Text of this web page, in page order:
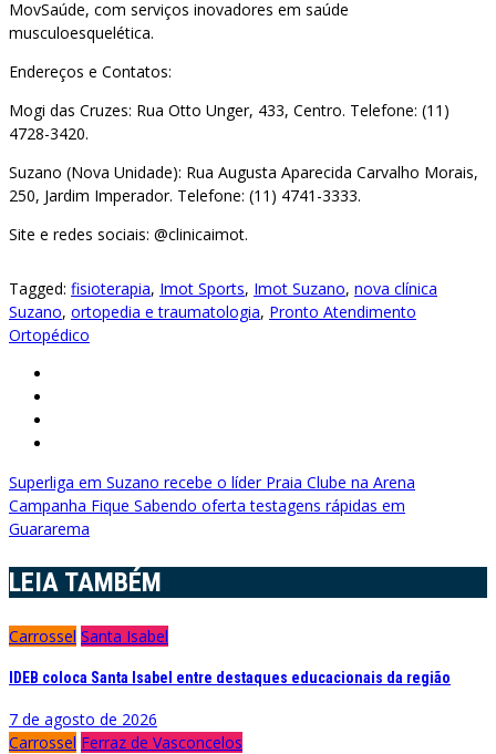
MovSaúde, com serviços inovadores em saúde
musculoesquelética.
Endereços e Contatos:
Mogi das Cruzes: Rua Otto Unger, 433, Centro. Telefone: (11)
4728-3420.
Suzano (Nova Unidade): Rua Augusta Aparecida Carvalho Morais,
250, Jardim Imperador. Telefone: (11) 4741-3333.
Site e redes sociais: @clinicaimot.
Tagged: fisioterapia, Imot Sports, Imot Suzano, nova clínica
Suzano, ortopedia e traumatologia, Pronto Atendimento
Ortopédico
Navegação
de
Post
Superliga em Suzano recebe o líder Praia Clube na Arena
Campanha Fique Sabendo oferta testagens rápidas em
Guararema
LEIA TAMBÉM
Carrossel Santa Isabel
IDEB coloca Santa Isabel entre destaques educacionais da região
7 de agosto de 2026
Carrossel Ferraz de Vasconcelos